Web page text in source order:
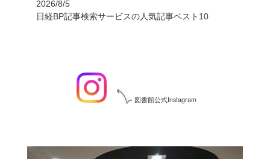
2026/8/5
日経BP記事検索サービスの人気記事ベスト10
図書館公式Instagram